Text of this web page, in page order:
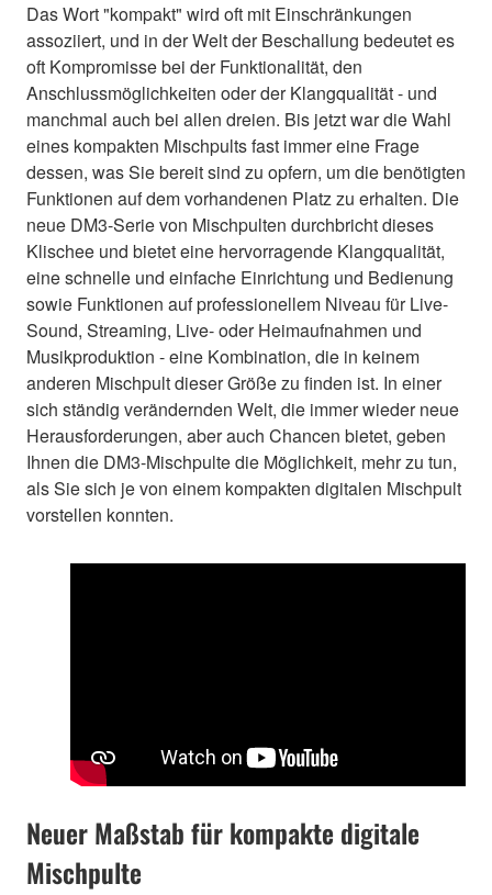
Das Wort "kompakt" wird oft mit Einschränkungen
assoziiert, und in der Welt der Beschallung bedeutet es
oft Kompromisse bei der Funktionalität, den
Anschlussmöglichkeiten oder der Klangqualität - und
manchmal auch bei allen dreien. Bis jetzt war die Wahl
eines kompakten Mischpults fast immer eine Frage
dessen, was Sie bereit sind zu opfern, um die benötigten
Funktionen auf dem vorhandenen Platz zu erhalten. Die
neue DM3-Serie von Mischpulten durchbricht dieses
Klischee und bietet eine hervorragende Klangqualität,
eine schnelle und einfache Einrichtung und Bedienung
sowie Funktionen auf professionellem Niveau für Live-
Sound, Streaming, Live- oder Heimaufnahmen und
Musikproduktion - eine Kombination, die in keinem
anderen Mischpult dieser Größe zu finden ist. In einer
sich ständig verändernden Welt, die immer wieder neue
Herausforderungen, aber auch Chancen bietet, geben
Ihnen die DM3-Mischpulte die Möglichkeit, mehr zu tun,
als Sie sich je von einem kompakten digitalen Mischpult
vorstellen konnten.
Neuer Maßstab für kompakte digitale
Mischpulte